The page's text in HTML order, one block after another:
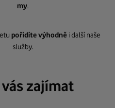
my.
pořídíte výhodně i další naše
služby.
zajímat